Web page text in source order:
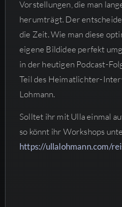
Vorstellungen, die man
herumträgt. Der
die Zeit. Wie man diese
eigene Bildidee perfekt
in der heutigen Podcast-
Teil des Heimatlichter-
Lohmann.
Solltet ihr mit Ulla einmal
so könnt ihr Workshops
https://ullalohmann.com/